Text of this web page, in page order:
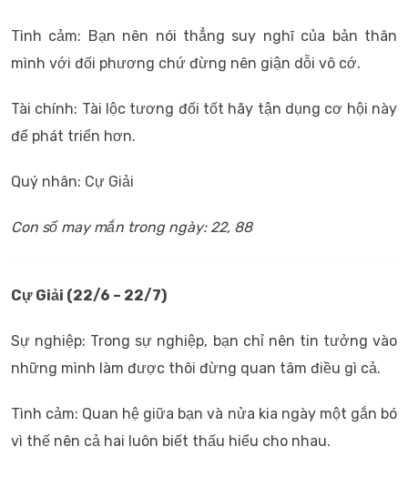
Tình cảm: Bạn nên nói thẳng suy nghĩ của bản thân
mình với đối phương chứ đừng nên giận dỗi vô cớ.
Tài chính: Tài lộc tương đối tốt hãy tận dụng cơ hội này
để phát triển hơn.
Quý nhân: Cự Giải
Con số may mắn trong ngày: 22, 88
Cự Giải (22/6 – 22/7)
Sự nghiệp: Trong sự nghiệp, bạn chỉ nên tin tưởng vào
những mình làm được thôi đừng quan tâm điều gì cả.
Tình cảm: Quan hệ giữa bạn và nửa kia ngày một gắn bó
vì thế nên cả hai luôn biết thấu hiểu cho nhau.